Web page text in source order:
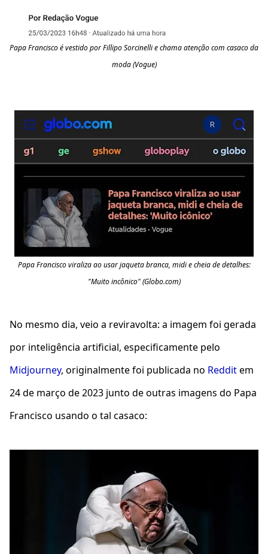
Papa Francisco é vestido por Fillipo Sorcinelli e chama atenção com casaco da
moda (Vogue)
Papa Francisco viraliza ao usar jaqueta branca, midi e cheia de detalhes:
"Muito incônico" (Globo.com)
No mesmo dia, veio a reviravolta: a imagem foi gerada
por inteligência artificial, especificamente pelo
Midjourney, originalmente foi publicada no Redditem
24 de março de 2023 junto de outras imagens do Papa
Francisco usando o tal casaco: